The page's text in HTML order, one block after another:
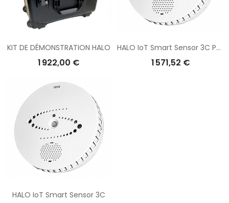
KIT DE DÉMONSTRATION HALO
1 922,00 €
HALO IoT Smart Sensor 3C PC avec comptage d'occupation et de personnes
1 571,52 €
HALO IoT Smart Sensor 3C